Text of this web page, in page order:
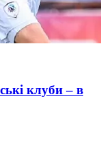
клуби – в